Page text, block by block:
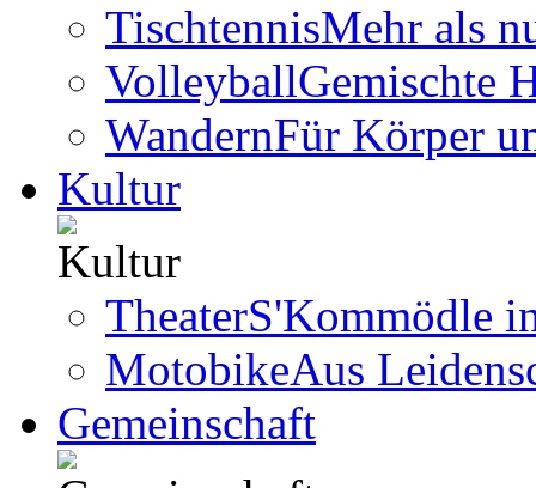
TischtennisMehr als
VolleyballGemischte
WandernFür Körper
Kultur
TheaterS'Kommödle
MotobikeAus
Gemeinschaft